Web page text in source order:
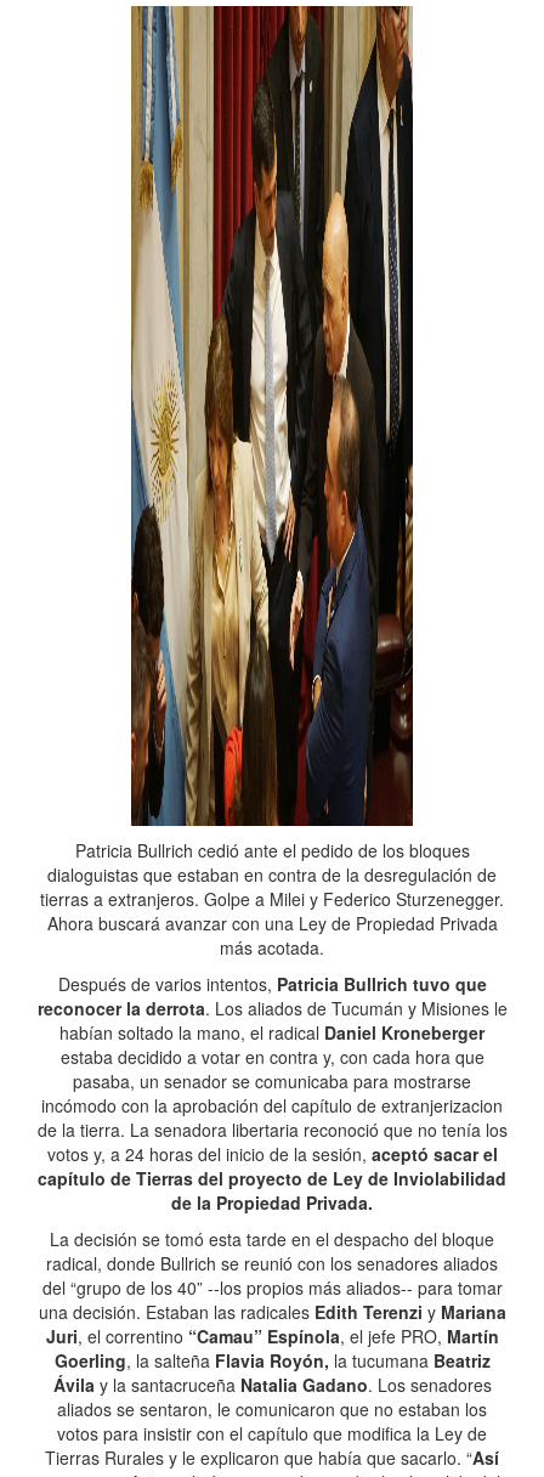
Patricia Bullrich cedió ante el pedido de los bloques
dialoguistas que estaban en contra de la desregulación de
tierras a extranjeros. Golpe a Milei y Federico Sturzenegger.
Ahora buscará avanzar con una Ley de Propiedad Privada
más acotada.
Después de varios intentos, Patricia Bullrich tuvo que
reconocer la derrota. Los aliados de Tucumán y Misiones le
habían soltado la mano, el radical Daniel Kroneberger
estaba decidido a votar en contra y, con cada hora que
pasaba, un senador se comunicaba para mostrarse
incómodo con la aprobación del capítulo de extranjerizacion
de la tierra. La senadora libertaria reconoció que no tenía los
votos y, a 24 horas del inicio de la sesión, aceptó sacar el
capítulo de Tierras del proyecto de Ley de Inviolabilidad
de la Propiedad Privada.
La decisión se tomó esta tarde en el despacho del bloque
radical, donde Bullrich se reunió con los senadores aliados
del “grupo de los 40” --los propios más aliados-- para tomar
una decisión. Estaban las radicales Edith Terenzi y Mariana
Juri, el correntino “Camau” Espínola, el jefe PRO, Martín
Goerling, la salteña Flavia Royón, la tucumana Beatriz
Ávilay la santacruceñaNatalia Gadano. Los senadores
aliados se sentaron, le comunicaron que no estaban los
votos para insistir con el capítulo que modifica la Ley de
Tierras Rurales y le explicaron que había que sacarlo. “Así